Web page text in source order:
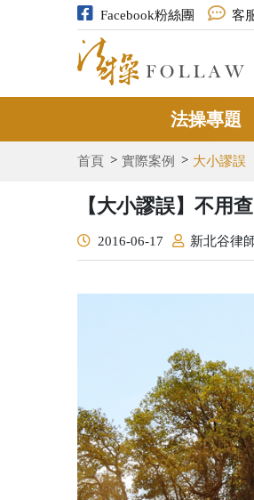
Facebook粉絲團 客
法操專題
首頁 實際案例 大小謬誤
【大小謬誤】不用
2016-06-17 新北谷律